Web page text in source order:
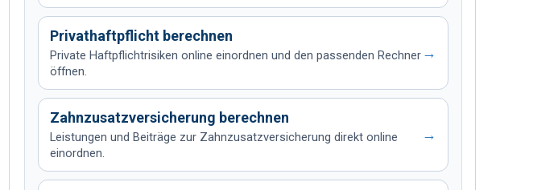
Privathaftpflicht berechnen
Private Haftpflichtrisiken online einordnen und den passenden Rechner
öffnen.
→
Zahnzusatzversicherung berechnen
Leistungen und Beiträge zur Zahnzusatzversicherung direkt online
einordnen.
→